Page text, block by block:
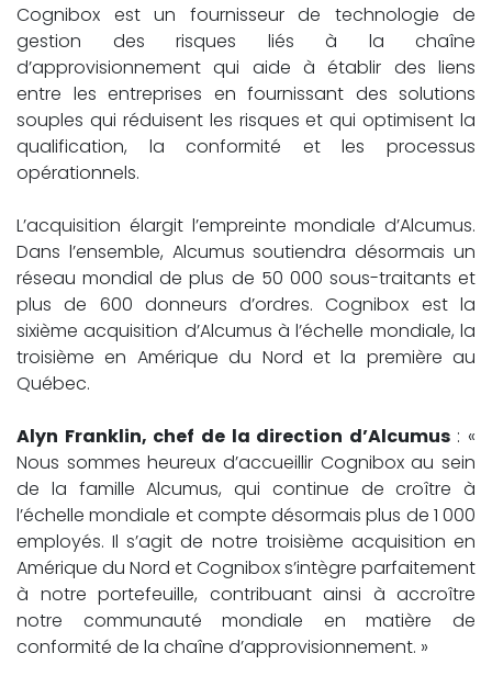
Cognibox est un fournisseur de technologie de
gestion des risques liés à la chaîne
d’approvisionnement qui aide à établir des liens
entre les entreprises en fournissant des solutions
souples qui réduisent les risques et qui optimisent la
qualification, la conformité et les processus
opérationnels.
L’acquisition élargit l’empreinte mondiale d’Alcumus.
Dans l’ensemble, Alcumus soutiendra désormais un
réseau mondial de plus de 50 000 sous-traitants et
plus de 600 donneurs d’ordres. Cognibox est la
sixième acquisition d’Alcumus à l’échelle mondiale, la
troisième en Amérique du Nord et la première au
Québec.
Alyn Franklin, chef de la direction d’Alcumus: «
Nous sommes heureux d’accueillir Cognibox au sein
de la famille Alcumus, qui continue de croître à
l’échelle mondiale et compte désormais plus de 1 000
employés. Il s’agit de notre troisième acquisition en
Amérique du Nord et Cognibox s’intègre parfaitement
à notre portefeuille, contribuant ainsi à accroître
notre communauté mondiale en matière de
conformité de la chaîne d’approvisionnement. »